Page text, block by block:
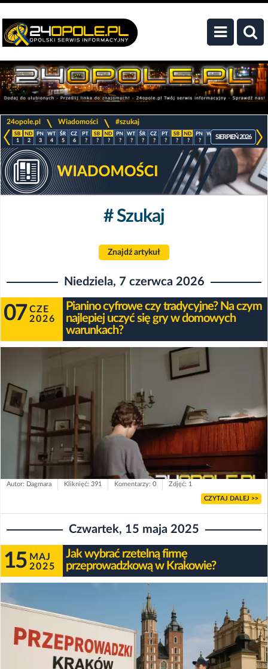
24opole.pl Wiadomości #szukaj
1 2 3 4 5 6 ? ? ? ? ? ? ? ? ? ? ? ? ? ? ?
SIERPIEŃ 2026
# Szukaj
Znajdź artykuł
Niedziela, 7 czerwca 2026
07 CZE
2026
Pianino cyfrowe czy tradycyjne? Na czym
najlepiej uczyć się gry w domowych
warunkach?
Autor: Dagmara Kliknięć: 391 Komentarzy: 0 Zdjęć: 1
CZYTAJ DALEJ >>
Czwartek, 15 maja 2025
15 MAJ
2025
Jak wybrać rzetelną firmę
przeprowadzkową w Krakowie?